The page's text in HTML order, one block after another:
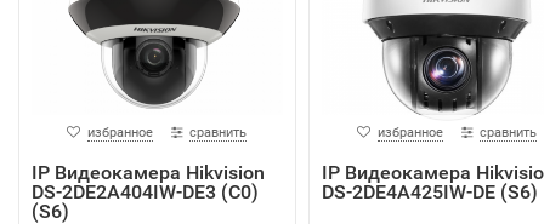
избранное сравнить
IP Видеокамера Hikvision
DS-2DE2A404IW-DE3 (C0)
(S6)
избранное сравнить
IP Видеокамера
DS-2DE4A425IW-DE (S6)